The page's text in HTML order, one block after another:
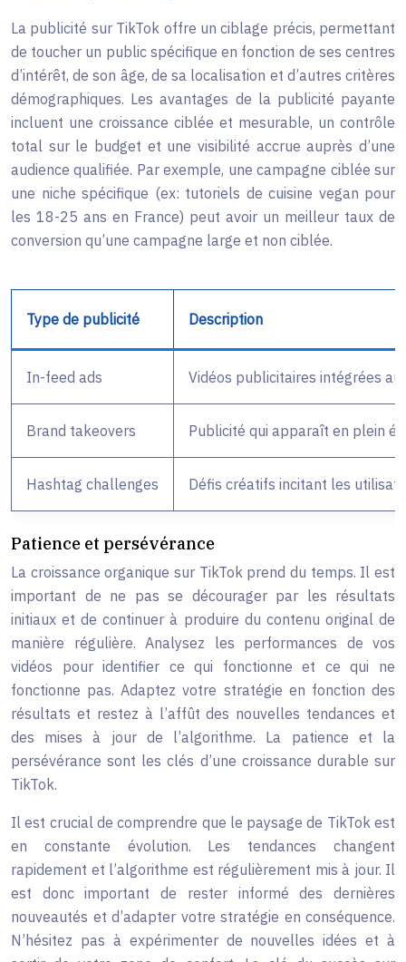
La publicité sur TikTok offre un ciblage précis, permettant
de toucher un public spécifique en fonction de ses centres
d’intérêt, de son âge, de sa localisation et d’autres critères
démographiques. Les avantages de la publicité payante
incluent une croissance ciblée et mesurable, un contrôle
total sur le budget et une visibilité accrue auprès d’une
audience qualifiée. Par exemple, une campagne ciblée sur
une niche spécifique (ex: tutoriels de cuisine vegan pour
les 18-25 ans en France) peut avoir un meilleur taux de
conversion qu’une campagne large et non ciblée.
Type de publicité Description
In-feed ads Vidéos publicitaires intégrées au
Brand takeovers Publicité qui apparaît en plein
Hashtag challenges Défis créatifs incitant les
Patience et persévérance
La croissance organique sur TikTok prend du temps. Il est
important de ne pas se décourager par les résultats
initiaux et de continuer à produire du contenu original de
manière régulière. Analysez les performances de vos
vidéos pour identifier ce qui fonctionne et ce qui ne
fonctionne pas. Adaptez votre stratégie en fonction des
résultats et restez à l’affût des nouvelles tendances et
des mises à jour de l’algorithme. La patience et la
persévérance sont les clés d’une croissance durable sur
TikTok.
Il est crucial de comprendre que le paysage de TikTok est
en constante évolution. Les tendances changent
rapidement et l’algorithme est régulièrement mis à jour. Il
est donc important de rester informé des dernières
nouveautés et d’adapter votre stratégie en conséquence.
N’hésitez pas à expérimenter de nouvelles idées et à